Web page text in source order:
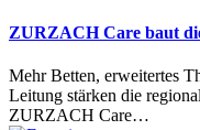
ZURZACH Care baut
Mehr Betten, erweitertes
Leitung stärken die
ZURZACH Care…